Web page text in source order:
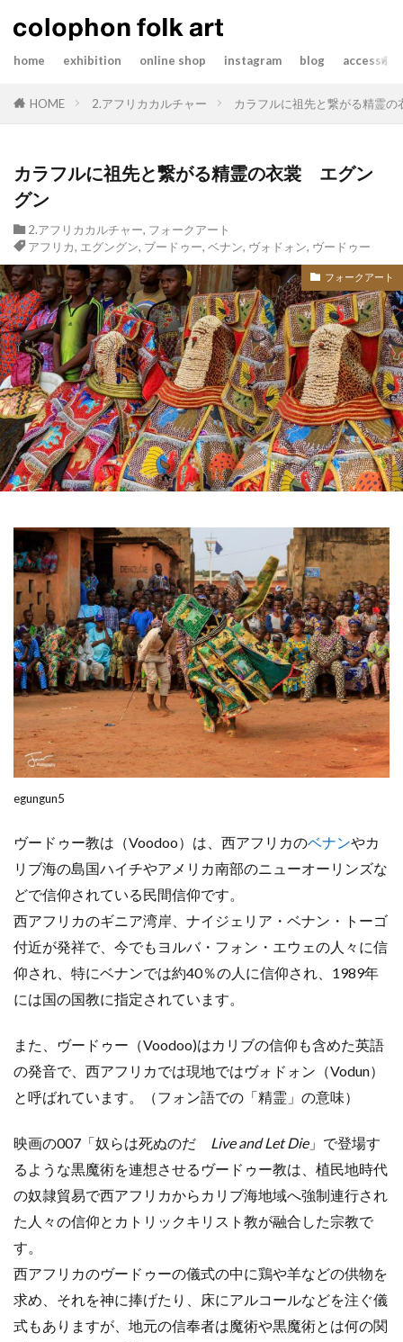
home exhibition online shop instagram blog
HOME 2.アフリカカルチャー カラフルに祖先と繋がる精霊
カラフルに祖先と繋がる精霊の衣裳 エグン
グン
2.アフリカカルチャー, フォークアート
アフリカ, エグングン, ブードゥー, ベナン, ヴォドォン, ヴードゥー
フォークアート
egungun5
ヴードゥー教は（Voodoo）は、西アフリカのベナンやカ
リブ海の島国ハイチやアメリカ南部のニューオーリンズな
どで信仰されている民間信仰です。
西アフリカのギニア湾岸、 ナイジェリア・ベナン・トーゴ
付近が発祥で、今でもヨルバ・フォン・エウェの人々に信
仰され、特にベナンでは約40％の人に信仰され、1989年
には国の国教に指定されています。
また、ヴードゥー（Voodoo)はカリブの信仰も含めた英語
の発音で、西アフリカでは現地ではヴォドォン（Vodun）
と呼ばれています。（フォン語での「精霊」の意味）
映画の007「奴らは死ぬのだ Live and Let Die」で登場す
るような黒魔術を連想させるヴードゥー教は、植民地時代
の奴隷貿易で西アフリカからカリブ海地域へ強制連行され
た人々の信仰とカトリックキリスト教が融合した宗教で
す。
西アフリカのヴードゥーの儀式の中に鶏や羊などの供物を
求め、それを神に捧げたり、床にアルコールなどを注ぐ儀
式もありますが、地元の信奉者は魔術や黒魔術とは何の関